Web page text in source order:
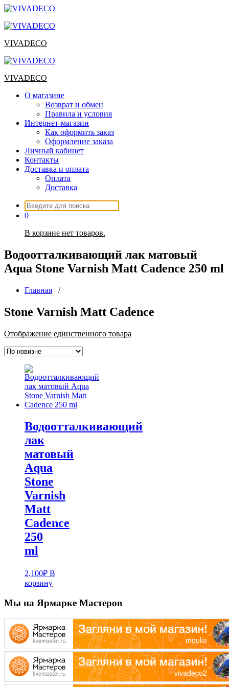
Перейти
содержимому
VIVADECO
VIVADECO
О магазине
Возврат и обмен
Правила и условия
Интернет-магазин
Как оформить заказ
Оформление заказа
Личный кабинет
Контакты
Доставка и оплата
Оплата
Доставка
Искать:
0
В корзине нет товаров.
Водоотталкивающий лак матовый
Aqua Stone Varnish Matt Cadence 250 ml
Главная /
Stone Varnish Matt Cadence
Отображение единственного товара
Водоотталкивающий
лак
матовый
Aqua
Stone
Varnish
Matt
Cadence
250
ml
2,100₽ В
корзину
Мы на Ярмарке Мастеров